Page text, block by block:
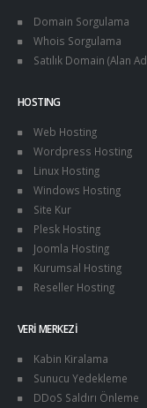
Domain Sorgulama
Whois Sorgulama
Satılık Domain (Alan
HOSTING
Web Hosting
Wordpress Hosting
Linux Hosting
Windows Hosting
Site Kur
Plesk Hosting
Joomla Hosting
Kurumsal Hosting
Reseller Hosting
VERI MERKEZI
Kabin Kiralama
Sunucu Yedekleme
DDoS Saldırı Önleme